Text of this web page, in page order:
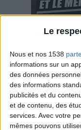
Le
Nous et nos 1538
informations sur un
des données
des informations
publicités et du
et de contenu, des
services. Avec votre
mêmes pouvons
Savane, LU,